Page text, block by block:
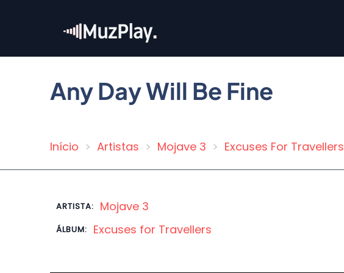
conteúdo
Any Day Will Be Fine
Trilha
navegação
Início Artistas Mojave 3 Excuses For Travellers
ARTISTA: Mojave 3
ÁLBUM: Excuses for Travellers